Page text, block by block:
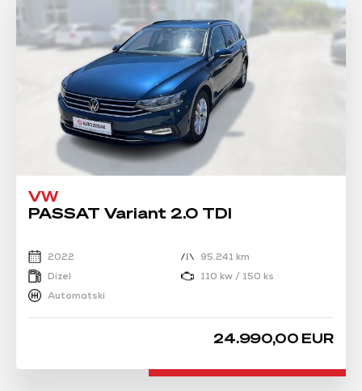
VW
PASSAT Variant 2.0 TDI
2022
95.241 km
Dizel
110 kw / 150 ks
Automatski
24.990,00 EUR